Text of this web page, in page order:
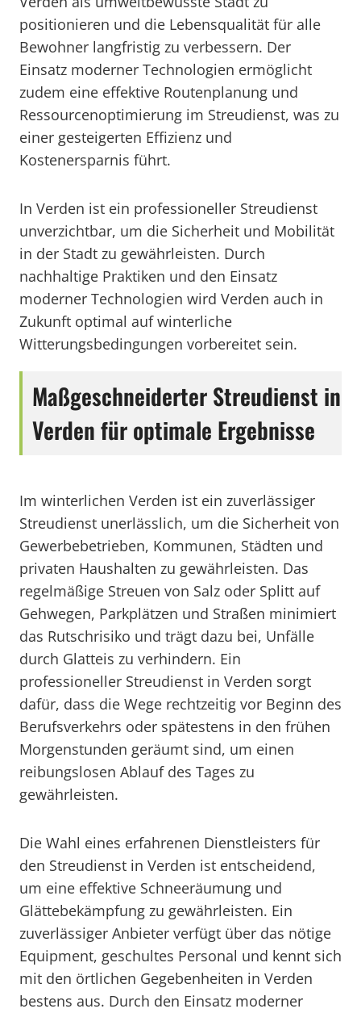
positionieren und die Lebensqualität für alle
Bewohner langfristig zu verbessern. Der
Einsatz moderner Technologien ermöglicht
zudem eine effektive Routenplanung und
Ressourcenoptimierung im Streudienst, was zu
einer gesteigerten Effizienz und
Kostenersparnis führt.
In Verden ist ein professioneller Streudienst
unverzichtbar, um die Sicherheit und Mobilität
in der Stadt zu gewährleisten. Durch
nachhaltige Praktiken und den Einsatz
moderner Technologien wird Verden auch in
Zukunft optimal auf winterliche
Witterungsbedingungen vorbereitet sein.
Maßgeschneiderter Streudienst in
Verden für optimale Ergebnisse
Im winterlichen Verden ist ein zuverlässiger
Streudienst unerlässlich, um die Sicherheit von
Gewerbebetrieben, Kommunen, Städten und
privaten Haushalten zu gewährleisten. Das
regelmäßige Streuen von Salz oder Splitt auf
Gehwegen, Parkplätzen und Straßen minimiert
das Rutschrisiko und trägt dazu bei, Unfälle
durch Glatteis zu verhindern. Ein
professioneller Streudienst in Verden sorgt
dafür, dass die Wege rechtzeitig vor Beginn des
Berufsverkehrs oder spätestens in den frühen
Morgenstunden geräumt sind, um einen
reibungslosen Ablauf des Tages zu
gewährleisten.
Die Wahl eines erfahrenen Dienstleisters für
den Streudienst in Verden ist entscheidend,
um eine effektive Schneeräumung und
Glättebekämpfung zu gewährleisten. Ein
zuverlässiger Anbieter verfügt über das nötige
Equipment, geschultes Personal und kennt sich
mit den örtlichen Gegebenheiten in Verden
bestens aus. Durch den Einsatz moderner